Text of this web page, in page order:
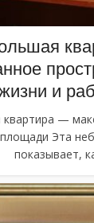
и
квартира —
Эта
показывает,